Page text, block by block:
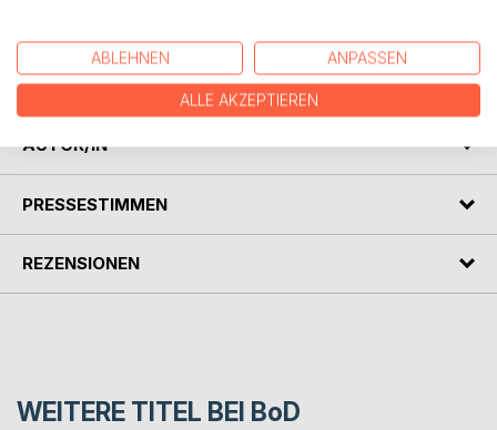
scheint aussichtslos …
Ein spannendes Abenteuer.
AUTOR/IN
PRESSESTIMMEN
REZENSIONEN
WEITERE TITEL BEI BoD
ABLEHNEN ANPASSEN
ALLE AKZEPTIEREN